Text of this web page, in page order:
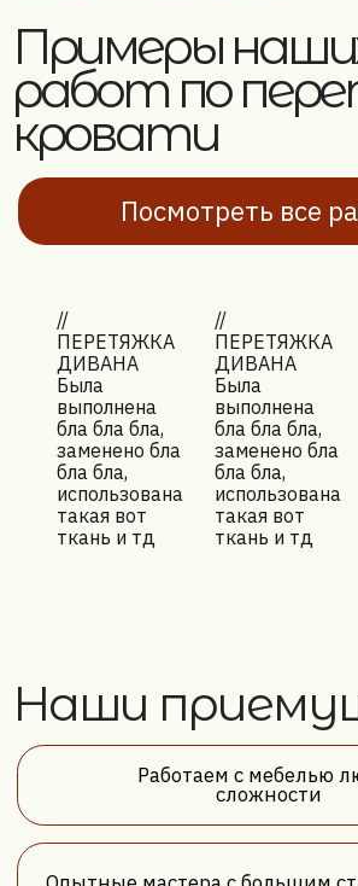
//
ПЕРЕТЯЖКА
ДИВАНА
Была
выполнена
бла бла бла,
заменено бла
бла бла,
использована
такая вот
ткань и тд
//
ПЕРЕТЯЖКА
ДИВАНА
Была
выполнена
бла бла бла,
заменено бла
бла бла,
использована
такая вот
ткань и тд
Перейти ⭢
ЗАМЕНА ПОРОЛОНА
Фиксированная цена по договору, оплата только
после выполнения работ. Бесплатная доставка в
вторую жизнь?
Форма обратной
связи